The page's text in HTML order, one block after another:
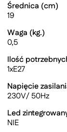
Średnica (cm)
19
Waga (kg.)
0,5
Ilość
1xE27
Napięcie
230V/ 50Hz
Led
NIE